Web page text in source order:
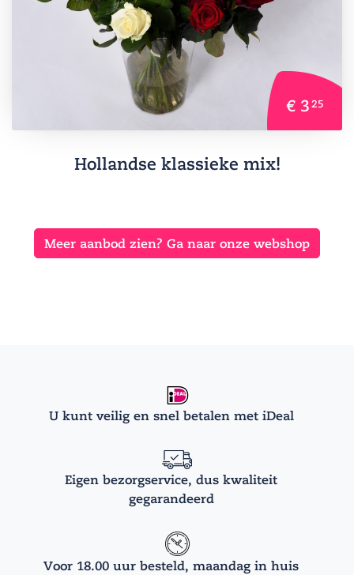
€ 325
Hollandse klassieke mix!
Meer aanbod zien? Ga naar onze webshop
U kunt veilig en snel betalen met iDeal
Eigen bezorgservice, dus kwaliteit
gegarandeerd
Voor 18.00 uur besteld, maandag in huis